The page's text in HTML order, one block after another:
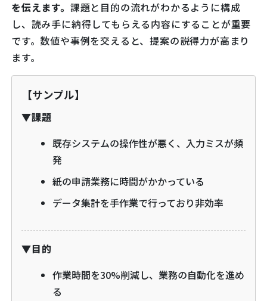
を伝えます。 課題と目的の流れがわかるように構成
し、読み手に納得してもらえる内容にすることが重要
です。数値や事例を交えると、提案の説得力が高まり
ます。
【サンプル】
▼課題
既存システムの操作性が悪く、入力ミスが頻
発
紙の申請業務に時間がかかっている
データ集計を手作業で行っており非効率
▼目的
作業時間を30%削減し、業務の自動化を進め
る